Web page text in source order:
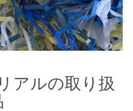
アルの取り扱